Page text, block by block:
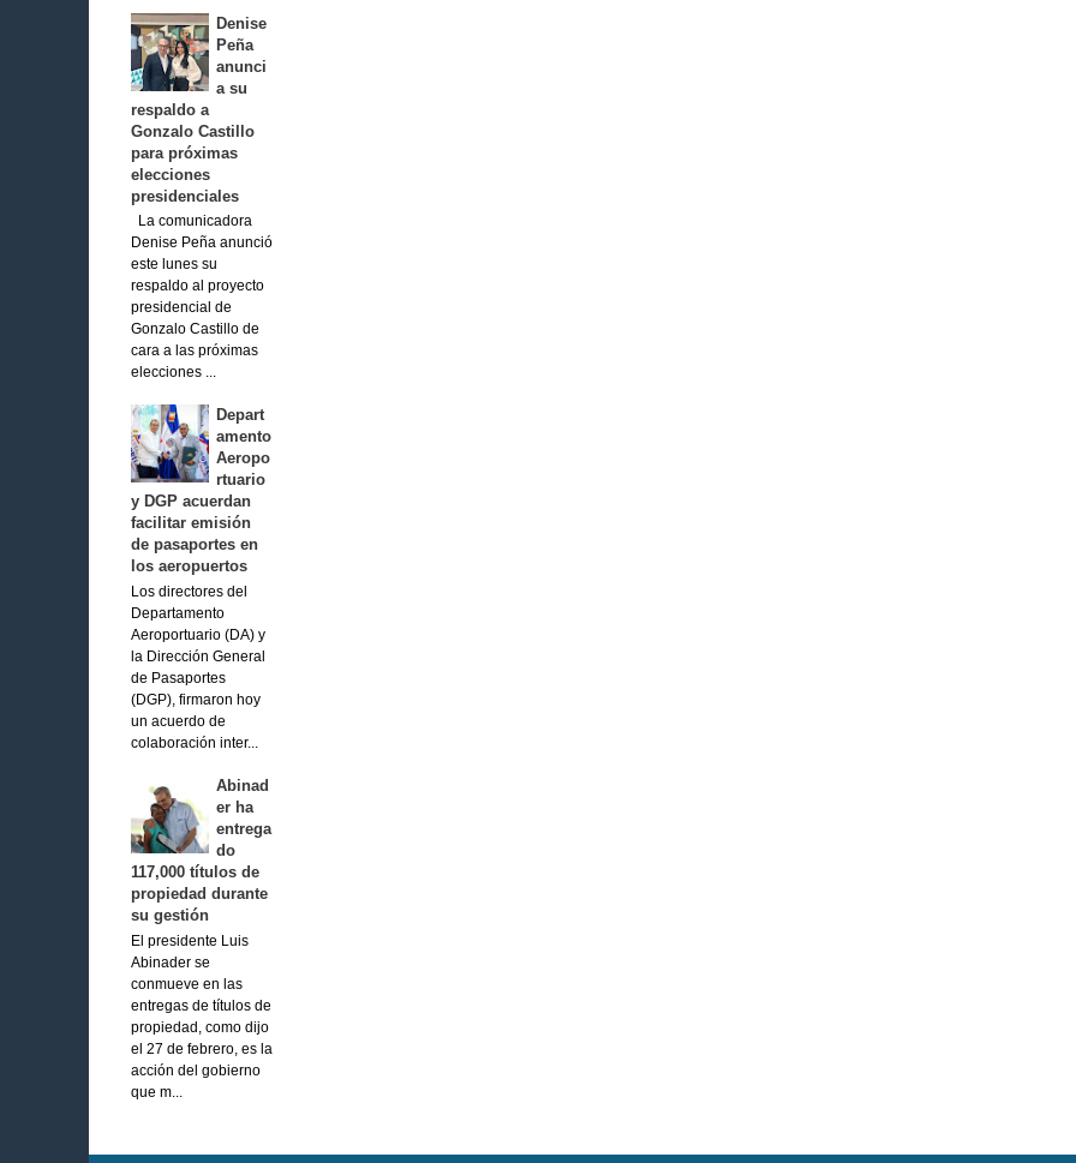
Denise
Peña
anunci
a su
respaldo a
Gonzalo Castillo
para próximas
elecciones
presidenciales
La comunicadora
Denise Peña anunció
este lunes su
respaldo al proyecto
presidencial de
Gonzalo Castillo de
cara a las próximas
elecciones ...
Depart
amento
Aeropo
rtuario
y DGP acuerdan
facilitar emisión
de pasaportes en
los aeropuertos
Los directores del
Departamento
Aeroportuario (DA) y
la Dirección General
de Pasaportes
(DGP), firmaron hoy
un acuerdo de
colaboración inter...
Abinad
er ha
entrega
do
117,000 títulos de
propiedad durante
su gestión
El presidente Luis
Abinader se
conmueve en las
entregas de títulos de
propiedad, como dijo
el 27 de febrero, es la
acción del gobierno
que m...